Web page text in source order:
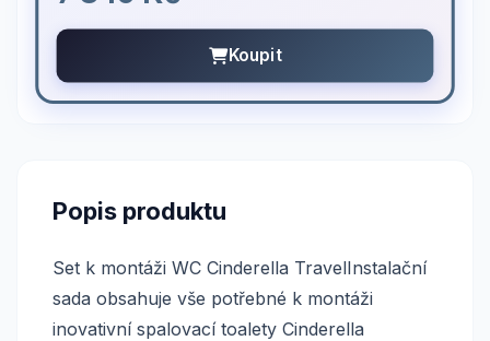
Koupit
Popis produktu
Set k montáži WC Cinderella TravelInstalační
sada obsahuje vše potřebné k montáži
inovativní spalovací toalety Cinderella